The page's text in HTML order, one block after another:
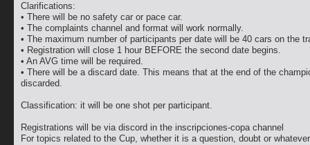
Clarifications:
• There will be no safety car or pace car.
• The complaints channel and format will work normally.
• The maximum number of participants per date will be 40 cars on the
• Registration will close 1 hour BEFORE the second date begins.
• An AVG time will be required.
• There will be a discard date. This means that at the end of the
discarded.
Classification: it will be one shot per participant.
Registrations will be via discord in the inscripciones-copa channel
For topics related to the Cup, whether it is a question, doubt or